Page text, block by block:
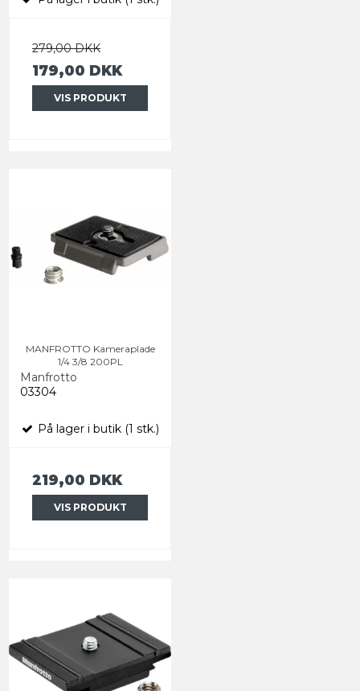
279,00 DKK
179,00 DKK
VIS PRODUKT
MANFROTTO Kameraplade
1/4 3/8 200PL
Manfrotto
03304
På lager i butik (1 stk.)
219,00 DKK
VIS PRODUKT